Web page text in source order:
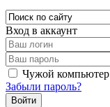
Вход в аккаунт
Чужой компьютер
Забыли пароль?